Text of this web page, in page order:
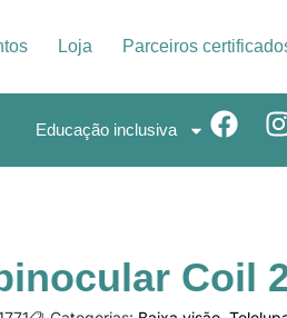
Loja Parceiros
Educação inclusiva
Coil